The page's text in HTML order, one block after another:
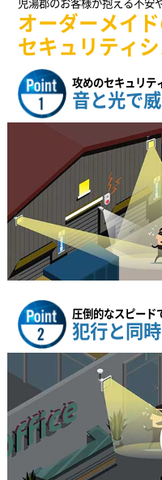
オーダーメイ
セキュリティ
攻めのセキュリテ
音と光で
圧倒的なスピード
犯行と同